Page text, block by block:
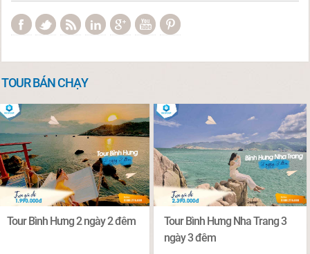
TOUR BÁN CHẠY
Tour Bình Hưng 2 ngày 2 đêm
Tour Bình Hưng Nha Trang 3
ngày 3 đêm